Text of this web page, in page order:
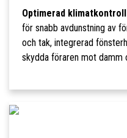
Optimerad klimatkontroll
för snabb avdunstning av
och tak, integrerad
skydda föraren mot damm